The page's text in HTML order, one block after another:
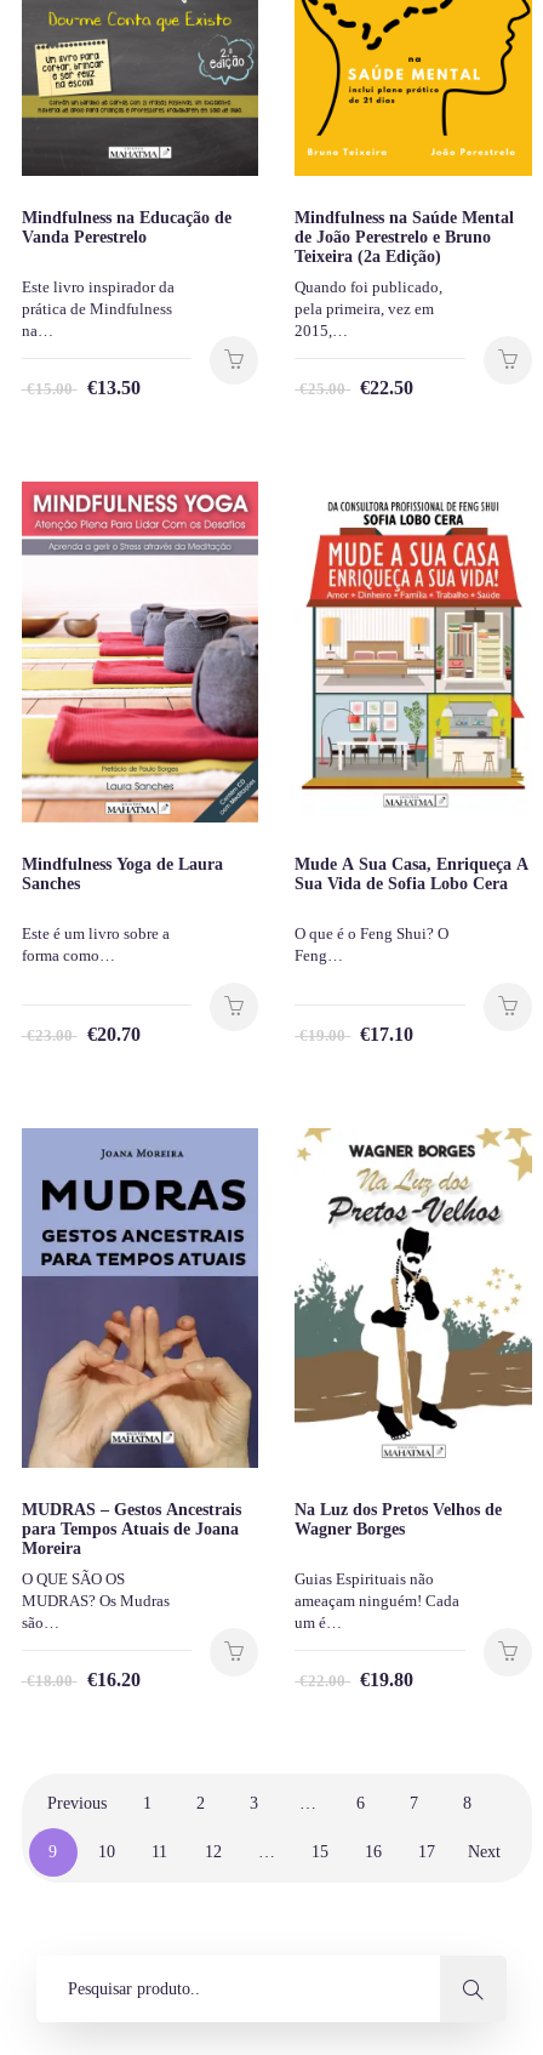
Mindfulness na Educação de
Vanda Perestrelo
Este livro inspirador da
prática de Mindfulness
na…
€15.00 €13.50
Mindfulness na Saúde Mental
de João Perestrelo e Bruno
Teixeira (2a Edição)
Quando foi publicado,
pela primeira, vez em
2015,…
€25.00 €22.50
Mindfulness Yoga de Laura
Sanches
Este é um livro sobre a
forma como…
€23.00 €20.70
Mude A Sua Casa, Enriqueça A
Sua Vida de Sofia Lobo Cera
O que é o Feng Shui? O
Feng…
€19.00 €17.10
MUDRAS – Gestos Ancestrais
para Tempos Atuais de Joana
Moreira
O QUE SÃO OS
MUDRAS? Os Mudras
são…
€18.00 €16.20
Na Luz dos Pretos Velhos de
Wagner Borges
Guias Espirituais não
ameaçam ninguém! Cada
um é…
€22.00 €19.80
Previous 1 2 3 … 6 7 8
9 10 11 12 … 15 16 17 Next